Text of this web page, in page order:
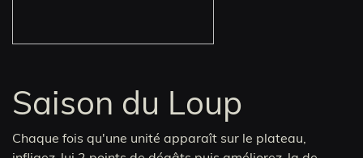
Saison du Loup
Chaque fois qu'une unité apparaît sur le plateau,